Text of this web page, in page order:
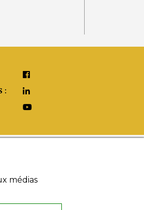
médias
:
26, rue de Provence